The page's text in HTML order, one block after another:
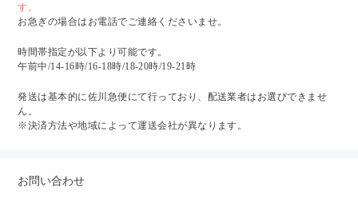
す。
お急ぎの場合はお電話でご連絡くださいませ。
時間帯指定が以下より可能です。
午前中/14-16時/16-18時/18-20時/19-21時
発送は基本的に佐川急便にて行っており、配送業者はお選びできませ
ん。
※決済方法や地域によって運送会社が異なります。
お問い合わせ